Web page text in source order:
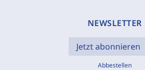
NEWSLETTER
Jetzt abonnieren
Abbestellen